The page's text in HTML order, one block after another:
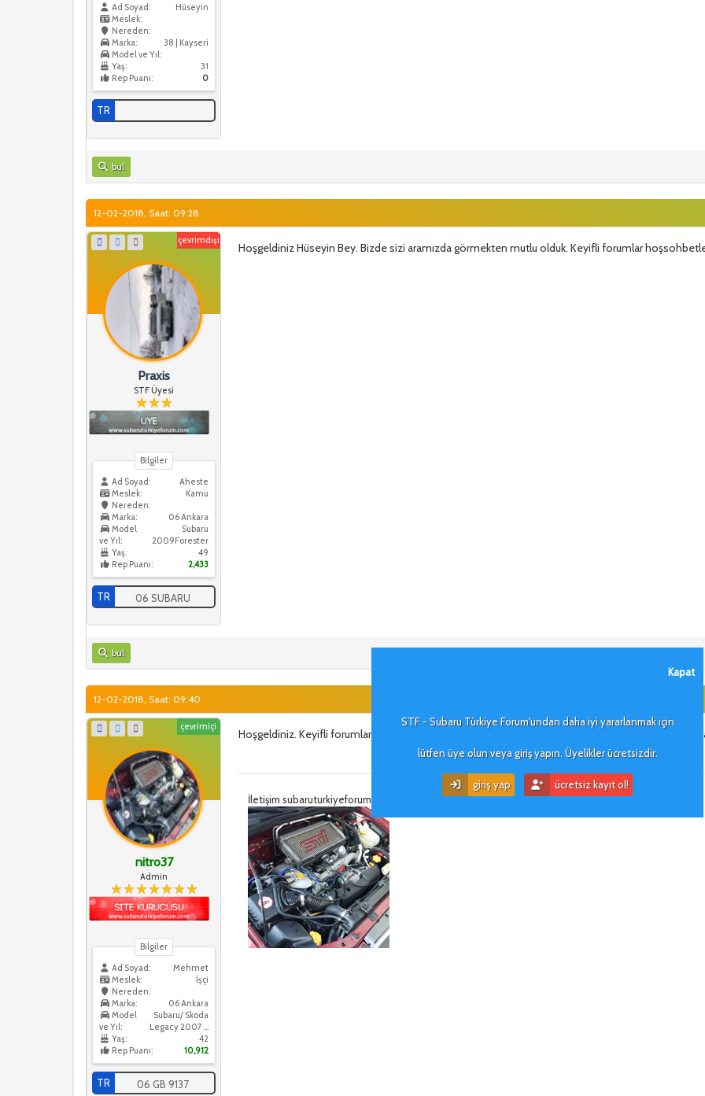
Kapat
STF - Subaru Türkiye Forum'undan daha iyi yararlanmak için
lütfen üye olun veya giriş yapın. Üyelikler ücretsizdir.
giriş yap ücretsiz kayıt ol!
Ad Soyad:
Hüseyin
Meslek:
Nereden:
38 | Kayseri
Marka:
Model ve Yıl:
Yaş:
31
Rep Puanı:
0
TR
bul
12-02-2018, Saat: 09:28
çevrimdışı
Praxis
STF Üyesi
Bilgiler
Ad Soyad:
Aheste
Meslek:
Kamu
Nereden:
06 Ankara
Marka:
Subaru
Model
ve Yıl:
2009Forester
Yaş:
49
Rep Puanı:
2,433
TR 06 SUBARU
Hoşgeldiniz Hüseyin Bey. Bizde sizi aramızda görmekten mutlu olduk. Keyifli forumlar
bul
12-02-2018, Saat: 09:40
çevrimiçi
nitro37
Admin
Bilgiler
Ad Soyad:
Mehmet
Meslek:
İşçi
Nereden:
06 Ankara
Marka:
Subaru/ Skoda
Model
ve Yıl:
Legacy 2007 / Skoda Octavia 2016
Yaş:
42
Rep Puanı:
10,912
TR 06 GB 9137
Hoşgeldiniz. Keyifli forumlar dilerim. Araç videolarınız var ise bize gönderebilirsiniz. Forum
kullanıcı i̇mzası
İletişim subaruturkiyeforum@gmail.com